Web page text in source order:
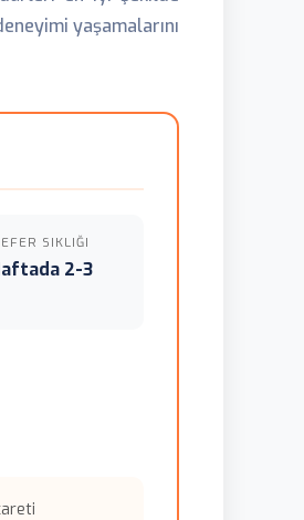
yaşamalarını
SIKLIĞI
2-3